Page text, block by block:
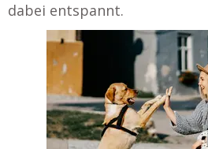
dabei entspannt.